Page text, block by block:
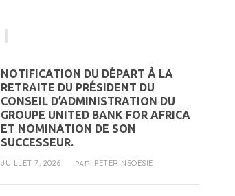
NOTIFICATION DU DÉPART À LA
RETRAITE DU PRÉSIDENT DU
CONSEIL D’ADMINISTRATION DU
GROUPE UNITED BANK FOR AFRICA
ET NOMINATION DE SON
SUCCESSEUR.
JUILLET 7, 2026 PAR PETER NSOESIE